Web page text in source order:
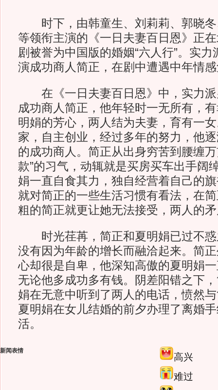
时下，由韩童生、刘莉莉、郭晓冬
等领衔主演的《一日夫妻百日恩》正
剧被誉为中国版的婚姻“六人行”。实
演成功商人简正，在剧中遭遇中年情
在《一日夫妻百日恩》中，实力派
成功商人简正，他年轻时一无所有，
明娟的芳心，两人结为夫妻，育有一
家，自主创业，经过多年的努力，他
的成功商人。简正从出身穷苦到腰缠
款”的习气，动辄就是买房买车出手阔
娟一直自食其力，独自经营着自己的
就对简正的一些生活习惯有看法，在
粗的简正就更让她无法接受，两人的
时光荏苒，简正和夏明娟已过不惑
没有因为年龄的增长而融洽起来。简
心却很是自卑，他深知高傲的夏明娟
无论他多成功多有钱。阴差阳错之下
娟在无意中听到了两人的电话，愤然
夏明娟在女儿结婚的前夕办理了离婚
活。
新闻表情
高兴
难过